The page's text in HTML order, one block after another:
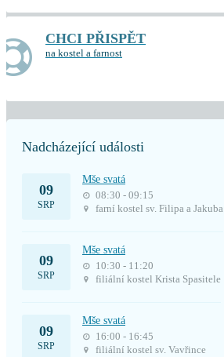
CHCI PŘISPĚT
na kostel a farnost
Nadcházející události
09
SRP
Mše svatá
08:30 - 09:15
farní kostel sv. Filipa a Jakuba
09
SRP
Mše svatá
10:30 - 11:20
filiální kostel Krista Spasitele
09
SRP
Mše svatá
16:00 - 16:45
filiální kostel sv. Vavřince